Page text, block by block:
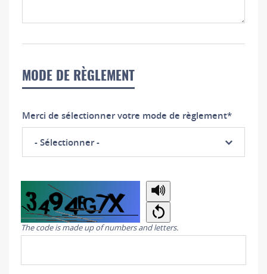
MODE DE RÈGLEMENT
Merci de sélectionner votre mode de règlement*
- Sélectionner -
Copy
the
code
The code is made up of numbers and letters.